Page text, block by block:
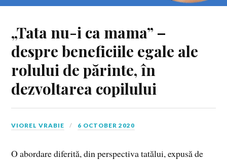
„Tata nu-i ca mama” –
despre beneficiile egale ale
rolului de părinte, în
dezvoltarea copilului
VIOREL VRABIE 6 OCTOBER 2020
O abordare diferită, din perspectiva tatălui, expusă de